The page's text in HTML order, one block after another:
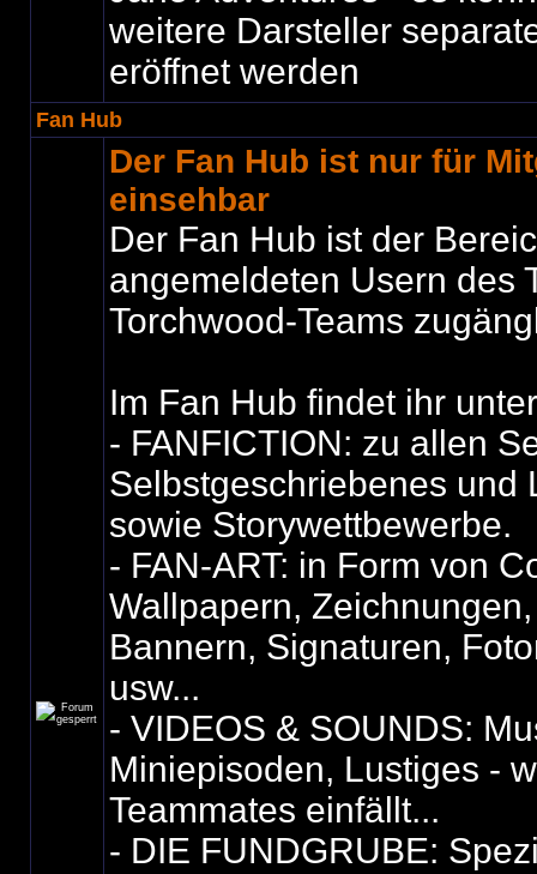
weitere Darsteller
eröffnet werden
Fan Hub
Der Fan Hub ist nur für
einsehbar
Der Fan Hub ist der
angemeldeten Usern des
Torchwood-Teams
Im Fan Hub findet ihr
- FANFICTION: zu allen
Selbstgeschriebenes und
sowie Storywettbewerbe.
- FAN-ART: in Form von
Wallpapern,
Bannern, Signaturen,
usw...
- VIDEOS & SOUNDS:
Miniepisoden, Lustiges -
Teammates einfällt...
- DIE FUNDGRUBE: